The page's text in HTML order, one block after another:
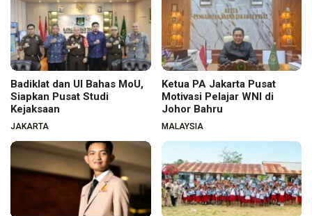
Badiklat dan UI Bahas MoU,
Siapkan Pusat Studi
Kejaksaan
JAKARTA
Ketua PA Jakarta Pusat
Motivasi Pelajar WNI di
Johor Bahru
MALAYSIA